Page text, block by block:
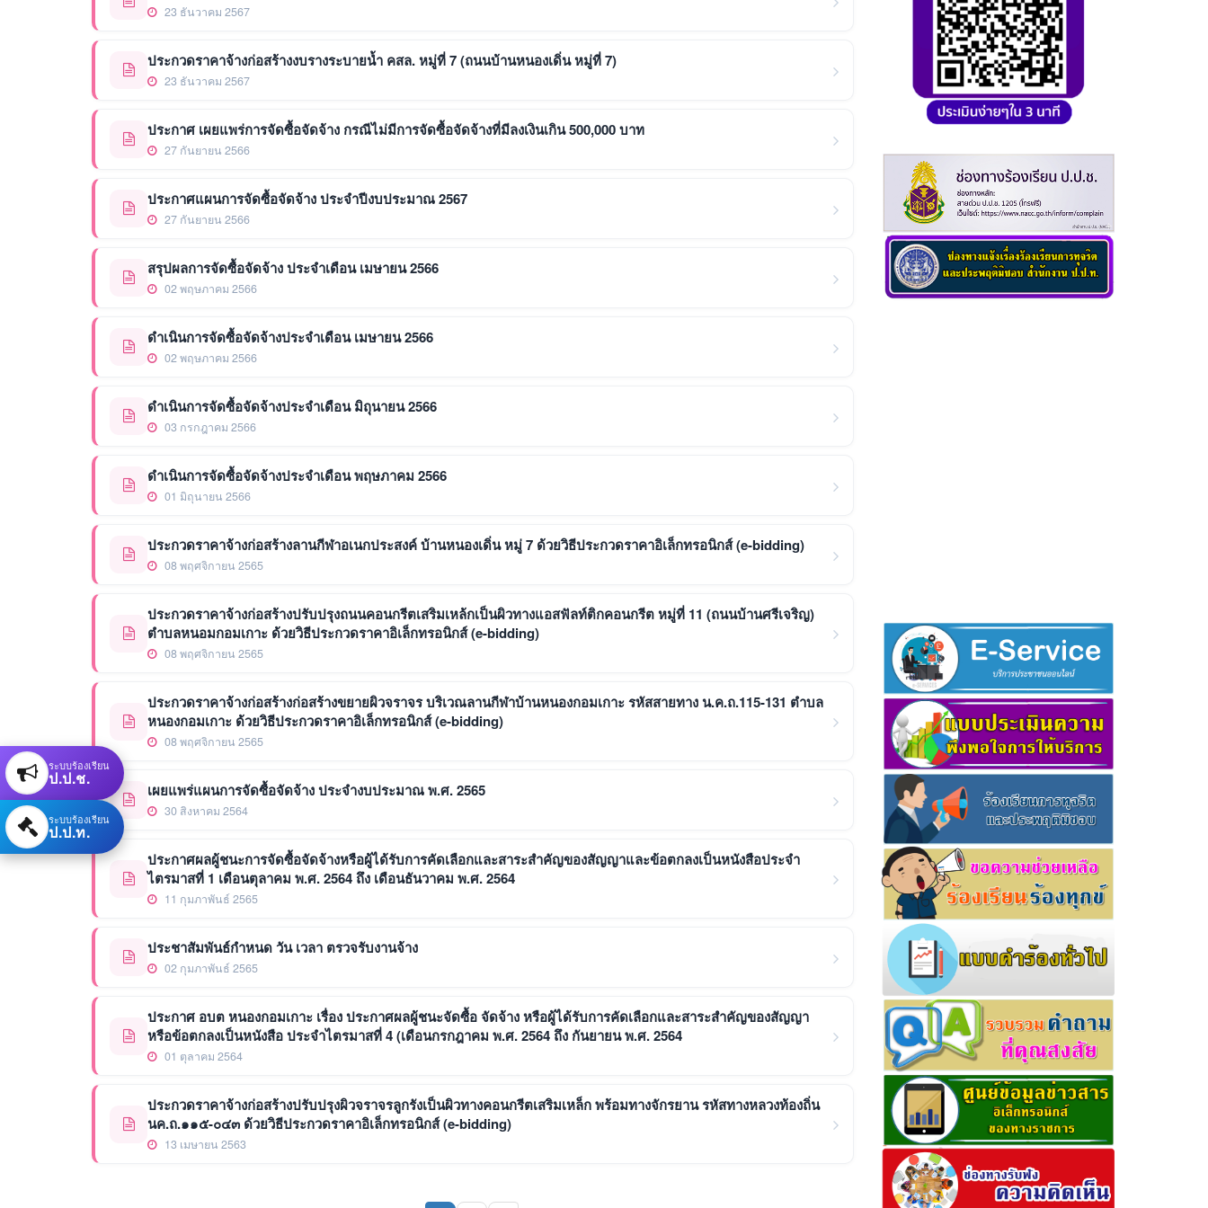
23 ธันวาคม 2567
ประกวดราคาจ้างก่อสร้างงบรางระบายน้ำ คสล. หมู่ที่ 7 (ถนนบ้านหนองเดิ่น หมู่ที่ 7)
23 ธันวาคม 2567
ประกาศ เผยแพร่การจัดซื้อจัดจ้าง กรณีไม่มีการจัดซื้อจัดจ้างที่มีลงเงินเกิน 500,000 บาท
27 กันยายน 2566
ประกาศแผนการจัดซื้อจัดจ้าง ประจำปีงบประมาณ 2567
27 กันยายน 2566
สรุปผลการจัดซื้อจัดจ้าง ประจำเดือน เมษายน 2566
02 พฤษภาคม 2566
ดำเนินการจัดซื้อจัดจ้างประจำเดือน เมษายน 2566
02 พฤษภาคม 2566
ดำเนินการจัดซื้อจัดจ้างประจำเดือน มิถุนายน 2566
03 กรกฎาคม 2566
ดำเนินการจัดซื้อจัดจ้างประจำเดือน พฤษภาคม 2566
01 มิถุนายน 2566
ประกวดราคาจ้างก่อสร้างลานกีฬาอเนกประสงค์ บ้านหนองเดิ่น หมู่ 7 ด้วยวิธีประกวดราคาอิเล็กทรอนิกส์ (e-bidding)
08 พฤศจิกายน 2565
ประกวดราคาจ้างก่อสร้างปรับปรุงถนนคอนกรีตเสริมเหล้กเป็นผิวทางแอสฟัลท์ติกคอนกรีต หมู่ที่ 11 (ถนนบ้านศรีเจริญ)
ตำบลหนอมกอมเกาะ ด้วยวิธีประกวดราคาอิเล็กทรอนิกส์ (e-bidding)
08 พฤศจิกายน 2565
ประกวดราคาจ้างก่อสร้างก่อสร้างขยายผิวจราจร บริเวณลานกีฬาบ้านหนองกอมเกาะ รหัสสายทาง น.ค.ถ.115-131 ตำบล
หนองกอมเกาะ ด้วยวิธีประกวดราคาอิเล็กทรอนิกส์ (e-bidding)
08 พฤศจิกายน 2565
เผยแพร่แผนการจัดซื้อจัดจ้าง ประจำงบประมาณ พ.ศ. 2565
30 สิงหาคม 2564
ประกาศผลผู้ชนะการจัดซื้อจัดจ้างหรือผู้ได้รับการคัดเลือกและสาระสำคัญของสัญญาและข้อตกลงเป็นหนังสือประจำ
ไตรมาสที่ 1 เดือนตุลาคม พ.ศ. 2564 ถึง เดือนธันวาคม พ.ศ. 2564
11 กุมภาพันธ์ 2565
ประชาสัมพันธ์กำหนด วัน เวลา ตรวจรับงานจ้าง
02 กุมภาพันธ์ 2565
ประกาศ อบต หนองกอมเกาะ เรื่อง ประกาศผลผู้ชนะจัดซื้อ จัดจ้าง หรือผู้ได้รับการคัดเลือกและสาระสำคัญของสัญญา
หรือข้อตกลงเป็นหนังสือ ประจำไตรมาสที่ 4 (เดือนกรกฎาคม พ.ศ. 2564 ถึง กันยายน พ.ศ. 2564
01 ตุลาคม 2564
ประกวดราคาจ้างก่อสร้างปรับปรุงผิวจราจรลูกรังเป็นผิวทางคอนกรีตเสริมเหล็ก พร้อมทางจักรยาน รหัสทางหลวงท้องถิ่น
นค.ถ.๑๑๕-๐๔๓ ด้วยวิธีประกวดราคาอิเล็กทรอนิกส์ (e-bidding)
13 เมษายน 2563
ระบบร้องเรียน
ป.ป.ช.
ระบบร้องเรียน
ป.ป.ท.